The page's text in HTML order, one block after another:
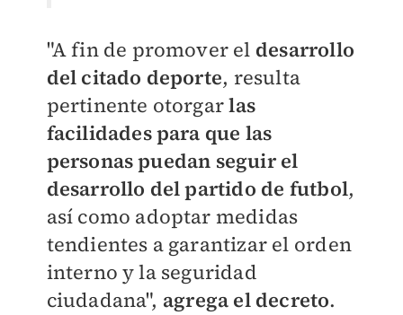
"A fin de promover el desarrollo
del citado deporte, resulta
pertinente otorgarlas
facilidades para que las
personas puedan seguir el
desarrollo del partido de futbol,
así como adoptar medidas
tendientes a garantizar el orden
interno y la seguridad
ciudadana", agrega el decreto.